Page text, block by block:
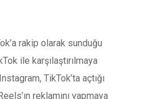
rakip olarak sunduğu
ile karşılaştırılmaya
TikTok’ta açtığı
reklamını yapmaya